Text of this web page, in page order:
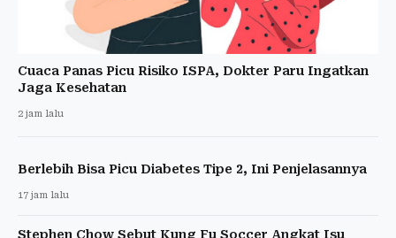
Cuaca Panas Picu Risiko ISPA, Dokter Paru Ingatkan
Jaga Kesehatan
2 jam lalu
Berlebih Bisa Picu Diabetes Tipe 2, Ini Penjelasannya
17 jam lalu
Stephen Chow Sebut Kung Fu Soccer Angkat Isu